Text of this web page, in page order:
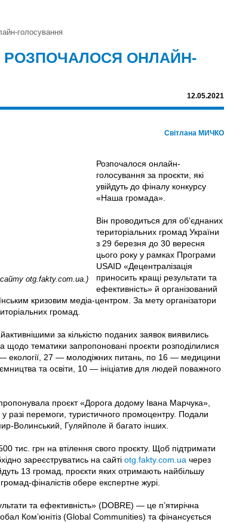
голосування
РОЗПОЧАЛОСЯ ОНЛАЙН-
12.05.2021
Світлана МИЧКО
otg.fakty.com.ua.)
Розпочалося онлайн-
голосування за проєкти, які
увійдуть до фіналу конкурсу
«Наша громада».
Він проводиться для об’єднаних
територіальних громад України
з 29 березня до 30 вересня
цього року у рамках Програми
USAID «Децентралізація
приносить кращі результати та
ефективність» й організований
кризовим медіа-центром. За мету організатори
громад.
за кількістю поданих заявок виявились
щодо тематики запропоновані проєкти розподілилися
екології, 27 — молодіжних питань, по 16 — медицини
та освіти, 10 — ініціатив для людей поважного
проєкт «Дорога додому Івана Марчука»,
разі перемоги, туристичного промоцентру. Подали
Волинський, Гуляйполе й багато інших.
тис. грн на втілення свого проєкту. Щоб підтримати
зареєструватись на сайті otg.fakty.com.ua через
13 громад, проєкти яких отримають найбільшу
фіналістів обере експертне журі.
та ефективність» (DOBRE) — це п’ятирічна
Ком’юнітіз (Global Communities) та фінансується